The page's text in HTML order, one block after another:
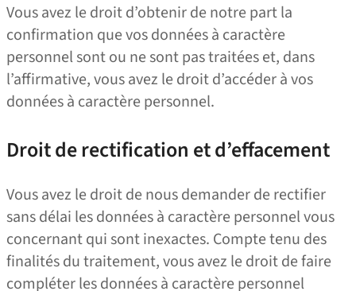
Vous avez le droit d’obtenir de notre part la
confirmation que vos données à caractère
personnel sont ou ne sont pas traitées et, dans
l’affirmative, vous avez le droit d’accéder à vos
données à caractère personnel.
Droit de rectification et d’effacement
Vous avez le droit de nous demander de rectifier
sans délai les données à caractère personnel vous
concernant qui sont inexactes. Compte tenu des
finalités du traitement, vous avez le droit de faire
compléter les données à caractère personnel